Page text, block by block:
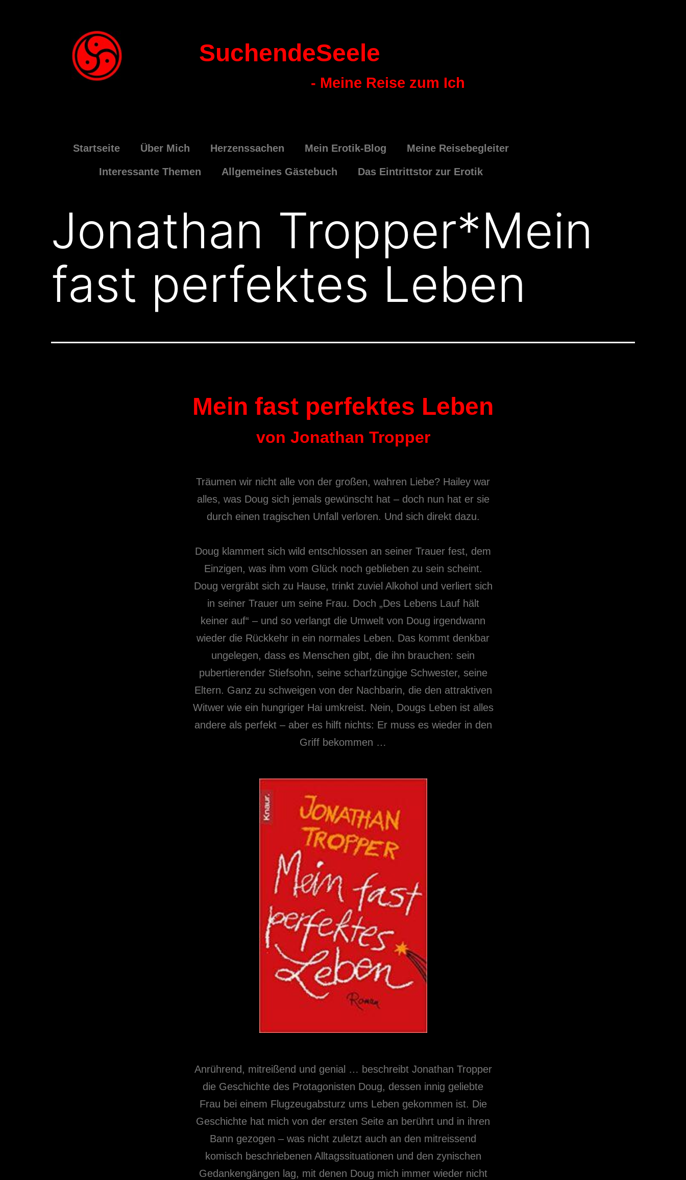
SuchendeSeele
- Meine Reise zum Ich
Startseite Über Mich Herzenssachen Mein Erotik-Blog Meine Reisebegleiter
Interessante Themen Allgemeines Gästebuch Das Eintrittstor zur Erotik
Jonathan Tropper*Mein
fast perfektes Leben
Mein fast perfektes Leben
von Jonathan Tropper
Träumen wir nicht alle von der großen, wahren Liebe? Hailey war
alles, was Doug sich jemals gewünscht hat – doch nun hat er sie
durch einen tragischen Unfall verloren. Und sich direkt dazu.
Doug klammert sich wild entschlossen an seiner Trauer fest, dem
Einzigen, was ihm vom Glück noch geblieben zu sein scheint.
Doug vergräbt sich zu Hause, trinkt zuviel Alkohol und verliert sich
in seiner Trauer um seine Frau. Doch „Des Lebens Lauf hält
keiner auf“ – und so verlangt die Umwelt von Doug irgendwann
wieder die Rückkehr in ein normales Leben. Das kommt denkbar
ungelegen, dass es Menschen gibt, die ihn brauchen: sein
pubertierender Stiefsohn, seine scharfzüngige Schwester, seine
Eltern. Ganz zu schweigen von der Nachbarin, die den attraktiven
Witwer wie ein hungriger Hai umkreist. Nein, Dougs Leben ist alles
andere als perfekt – aber es hilft nichts: Er muss es wieder in den
Griff bekommen …
Anrührend, mitreißend und genial … beschreibt Jonathan Tropper
die Geschichte des Protagonisten Doug, dessen innig geliebte
Frau bei einem Flugzeugabsturz ums Leben gekommen ist. Die
Geschichte hat mich von der ersten Seite an berührt und in ihren
Bann gezogen – was nicht zuletzt auch an den mitreissend
komisch beschriebenen Alltagssituationen und den zynischen
Gedankengängen lag, mit denen Doug mich immer wieder nicht